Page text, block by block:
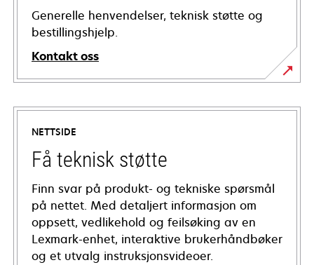
Generelle henvendelser, teknisk støtte og
bestillingshjelp.
Kontakt oss
NETTSIDE
Få teknisk støtte
Finn svar på produkt- og tekniske spørsmål
på nettet. Med detaljert informasjon om
oppsett, vedlikehold og feilsøking av en
Lexmark-enhet, interaktive brukerhåndbøker
og et utvalg instruksjonsvideoer.